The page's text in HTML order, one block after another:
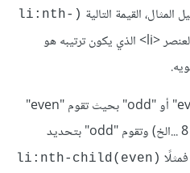
القيمة التالية
(li:nth-
سوف تقوم بتحديد العنصر <li> الذي يكون ترتيبه هو
يمكنك أيضًا أن تُعطيها القيمة "even" أو "odd" بحيث تقوم "even"
بتحديد العناصر الزوجية (2، 4، 6، 8 ...الخ) وتقوم "odd" بتحديد
(li:nth-child(even